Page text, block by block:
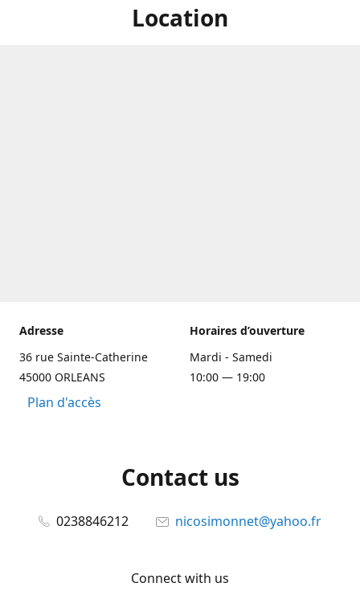
Location
Adresse
36 rue Sainte-Catherine
45000 ORLEANS
Plan d'accès
Horaires d’ouverture
Mardi - Samedi
10:00 — 19:00
Contact us
0238846212 nicosimonnet@yahoo.fr
Connect with us